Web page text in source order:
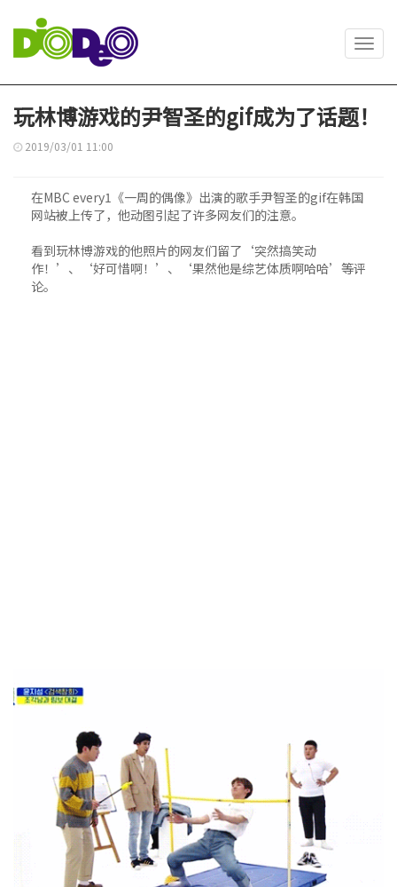
玩林博游戏的尹智圣的gif成为了话题！
2019/03/01 11:00
在MBC every1《一周的偶像》出演的歌手尹智圣的gif在韩国
网站被上传了，他动图引起了许多网友们的注意。
看到玩林博游戏的他照片的网友们留了‘突然搞笑动
作！’、‘好可惜啊！’、‘果然他是综艺体质啊哈哈’等评
论。